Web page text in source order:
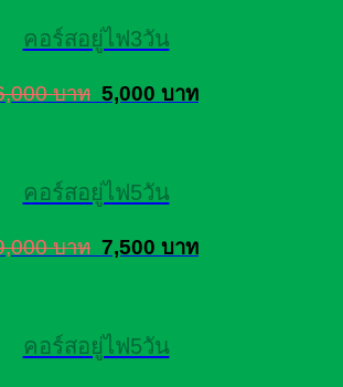
คอร์สอยู่ไฟ3วัน
บาท 5,000 บาท
คอร์สอยู่ไฟ5วัน
บาท 7,500 บาท
คอร์สอยู่ไฟ5วัน